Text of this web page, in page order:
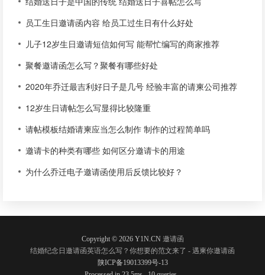
员工生日邀请函内容 给员工过生日有什么好处
儿子12岁生日邀请短信如何写 能帮忙编写的商家推荐
聚餐邀请函怎么写？聚餐有哪些好处
2020年乔迁最吉利好日子是几号 经验丰富的请柬公司推荐
12岁生日请帖怎么写显得比较隆重
请帖模板结婚请柬应当怎么制作 制作的过程简单吗
邀请卡的种类有哪些 如何区分邀请卡的用途
为什么乔迁电子邀请函使用后反馈比较好？
Copyright © 2026 Y1N.CN 邀请函
结婚纪念日邀请函英语怎么写？你想要的范文来了 - 遇柬你邀请函
陕ICP备19013399号-13